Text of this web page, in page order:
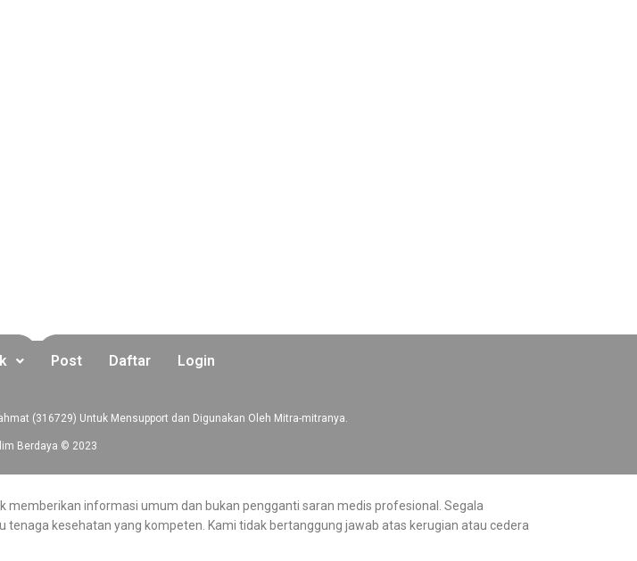
Post Daftar Login
(316729) Untuk Mensupport dan Digunakan Oleh Mitra-mitranya.
Berdaya © 2023
informasi umum dan bukan pengganti saran medis profesional. Segala
kesehatan yang kompeten. Kami tidak bertanggung jawab atas kerugian atau cedera